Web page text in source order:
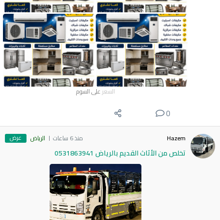
السعر على السوم
0
Hazem منذ 6 ساعات الرياض عرض
تخلص من الأثاث القديم بالرياض 0531863941